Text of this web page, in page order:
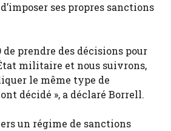
ses propres sanctions
de prendre des décisions pour
militaire et nous suivrons,
le même type de
décidé », a déclaré Borrell.
un régime de sanctions